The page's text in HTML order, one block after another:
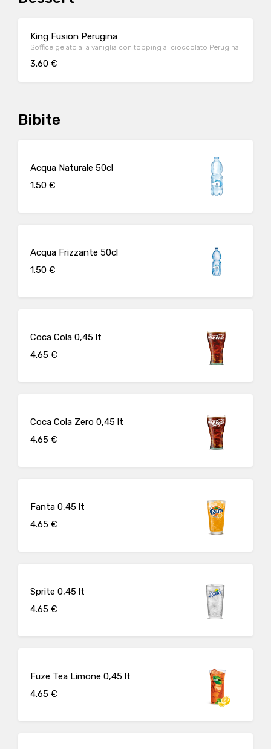
King Fusion Perugina
Soffice gelato alla vaniglia con topping al cioccolato Perugina
3.60 €
Bibite
Acqua Naturale 50cl
1.50 €
Acqua Frizzante 50cl
1.50 €
Coca Cola 0,45 lt
4.65 €
Coca Cola Zero 0,45 lt
4.65 €
Fanta 0,45 lt
4.65 €
Sprite 0,45 lt
4.65 €
Fuze Tea Limone 0,45 lt
4.65 €